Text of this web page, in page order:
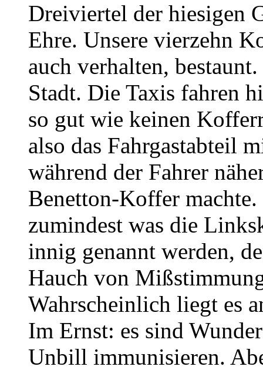
Dreiviertel der hiesigen
Ehre. Unsere vierzehn
auch verhalten,
Stadt. Die Taxis fahren
so gut wie keinen
also das Fahrgastabteil
während der Fahrer
Benetton-Koffer
zumindest was die
innig genannt werden,
Hauch von
Wahrscheinlich liegt es
Im Ernst: es sind
Unbill immunisieren.